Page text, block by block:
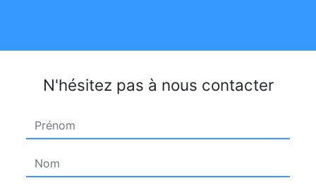
N'hésitez pas à nous contacter